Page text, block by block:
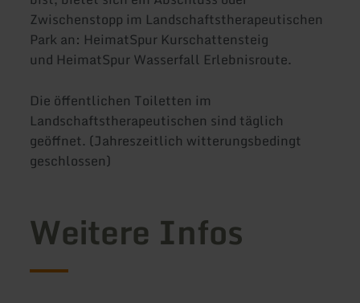
Zwischenstopp im Landschaftstherapeutischen
Park an: HeimatSpur Kurschattensteig
und HeimatSpur Wasserfall Erlebnisroute.
Die öffentlichen Toiletten im
Landschaftstherapeutischen sind täglich
geöffnet. (Jahreszeitlich witterungsbedingt
geschlossen)
Weitere Infos